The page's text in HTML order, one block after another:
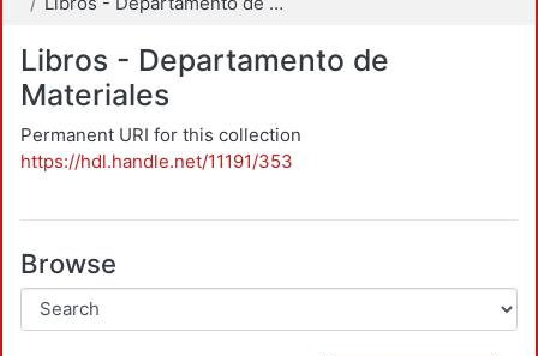
Libros - Departamento de
Materiales
Permanent URI for this collection
https://hdl.handle.net/11191/353
Browse